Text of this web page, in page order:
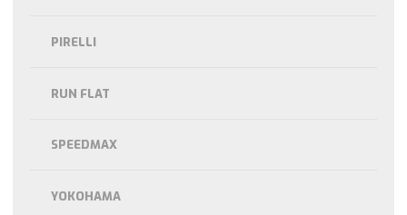
PIRELLI
RUN FLAT
SPEEDMAX
YOKOHAMA